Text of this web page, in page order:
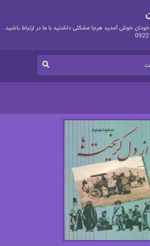
خوش آمدید هرجا مشکلی داشتید با ما در ارتباط باشید.